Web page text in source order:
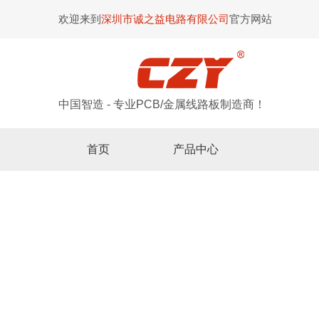
欢迎来到 深圳市诚之益电路有限公司官方网站
中国智造 - 专业PCB/金属线路板制造商！
首页 产品中心